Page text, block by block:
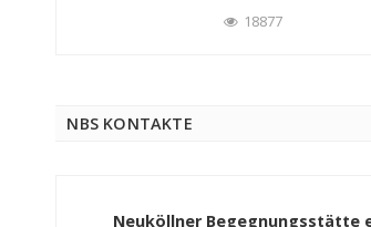
18877
NBS KONTAKTE
Neuköllner Begegnungsstätte